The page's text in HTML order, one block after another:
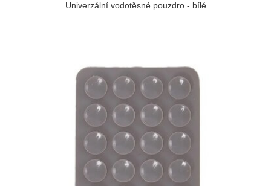
Univerzální vodotěsné pouzdro - bílé